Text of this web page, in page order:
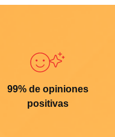
99% de opiniones
positivas